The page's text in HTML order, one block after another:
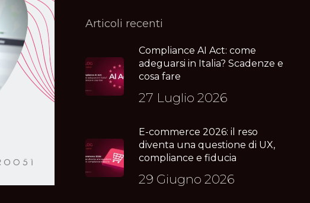
Articoli recenti
Compliance AI Act: come
adeguarsi in Italia? Scadenze e
cosa fare
27 Luglio 2026
E-commerce 2026: il reso
diventa una questione di UX,
compliance e fiducia
29 Giugno 2026